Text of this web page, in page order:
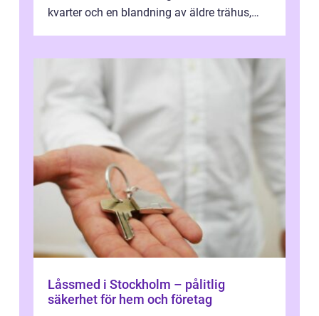
kvarter och en blandning av äldre trähus,
Låssmed i Stockholm – pålitlig
säkerhet för hem och företag